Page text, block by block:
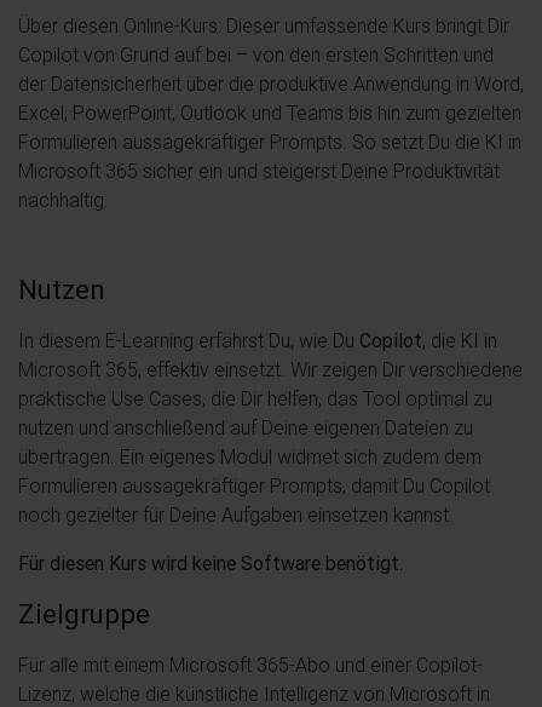
Über diesen Online-Kurs: Dieser umfassende Kurs bringt Dir
Copilot von Grund auf bei – von den ersten Schritten und
der Datensicherheit über die produktive Anwendung in Word,
Excel, PowerPoint, Outlook und Teams bis hin zum gezielten
Formulieren aussagekräftiger Prompts. So setzt Du die KI in
Microsoft 365 sicher ein und steigerst Deine Produktivität
nachhaltig.
Nutzen
In diesem E-Learning erfährst Du, wie Du Copilot, die KI in
Microsoft 365, effektiv einsetzt. Wir zeigen Dir verschiedene
praktische Use Cases, die Dir helfen, das Tool optimal zu
nutzen und anschließend auf Deine eigenen Dateien zu
übertragen. Ein eigenes Modul widmet sich zudem dem
Formulieren aussagekräftiger Prompts, damit Du Copilot
noch gezielter für Deine Aufgaben einsetzen kannst.
Für diesen Kurs wird keine Software benötigt.
Zielgruppe
Für alle mit einem Microsoft 365-Abo und einer Copilot-
Lizenz, welche die künstliche Intelligenz von Microsoft in